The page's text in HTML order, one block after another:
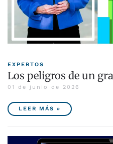
EXPERTOS
Los peligros de un
01 de junio de 2026
LEER MÁS »